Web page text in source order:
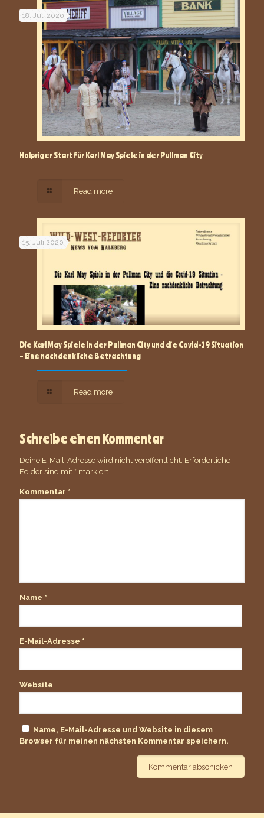
18. Juli 2020
Holpriger Start für Karl May Spiele in der Pullman City
Read more
15. Juli 2020
Die Karl May Spiele in der Pullman City und die Covid-19 Situation
– Eine nachdenkliche Betrachtung
Read more
Schreibe einen Kommentar
Deine E-Mail-Adresse wird nicht veröffentlicht. Erforderliche
Felder sind mit * markiert
Kommentar *
Name *
E-Mail-Adresse *
Website
Name, E-Mail-Adresse und Website in diesem
Browser für meinen nächsten Kommentar speichern.